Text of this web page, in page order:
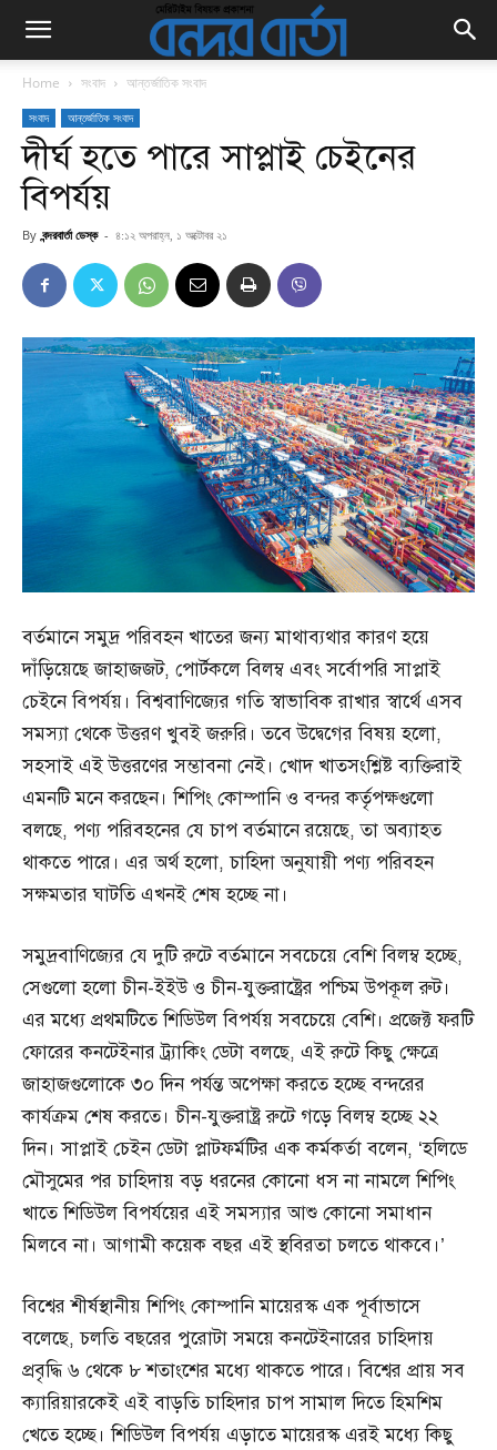
Home সংবাদ আন্তর্জাতিক সংবাদ
সংবাদ আন্তর্জাতিক সংবাদ
দীর্ঘ হতে পারে সাপ্লাই চেইনের
বিপর্যয়
By বন্দরবার্তা ডেস্ক - ৪:১২ অপরাহ্ন, ১ অক্টোবর ২১
বর্তমানে সমুদ্র পরিবহন খাতের জন্য মাথাব্যথার কারণ হয়ে
দাঁড়িয়েছে জাহাজজট, পোর্টকলে বিলম্ব এবং সর্বোপরি সাপ্লাই
চেইনে বিপর্যয়। বিশ্ববাণিজ্যের গতি স্বাভাবিক রাখার স্বার্থে এসব
সমস্যা থেকে উত্তরণ খুবই জরুরি। তবে উদ্বেগের বিষয় হলো,
সহসাই এই উত্তরণের সম্ভাবনা নেই। খোদ খাতসংশ্লিষ্ট ব্যক্তিরাই
এমনটি মনে করছেন। শিপিং কোম্পানি ও বন্দর কর্তৃপক্ষগুলো
বলছে, পণ্য পরিবহনের যে চাপ বর্তমানে রয়েছে, তা অব্যাহত
থাকতে পারে। এর অর্থ হলো, চাহিদা অনুযায়ী পণ্য পরিবহন
সক্ষমতার ঘাটতি এখনই শেষ হচ্ছে না।
সমুদ্রবাণিজ্যের যে দুটি রুটে বর্তমানে সবচেয়ে বেশি বিলম্ব হচ্ছে,
সেগুলো হলো চীন-ইইউ ও চীন-যুক্তরাষ্ট্রের পশ্চিম উপকূল রুট।
এর মধ্যে প্রথমটিতে শিডিউল বিপর্যয় সবচেয়ে বেশি। প্রজেক্ট ফরটি
ফোরের কনটেইনার ট্র্যাকিং ডেটা বলছে, এই রুটে কিছু ক্ষেত্রে
জাহাজগুলোকে ৩০ দিন পর্যন্ত অপেক্ষা করতে হচ্ছে বন্দরের
কার্যক্রম শেষ করতে। চীন-যুক্তরাষ্ট্র রুটে গড়ে বিলম্ব হচ্ছে ২২
দিন। সাপ্লাই চেইন ডেটা প্লাটফর্মটির এক কর্মকর্তা বলেন, ‘হলিডে
মৌসুমের পর চাহিদায় বড় ধরনের কোনো ধস না নামলে শিপিং
খাতে শিডিউল বিপর্যয়ের এই সমস্যার আশু কোনো সমাধান
মিলবে না। আগামী কয়েক বছর এই স্থবিরতা চলতে থাকবে।’
বিশ্বের শীর্ষস্থানীয় শিপিং কোম্পানি মায়েরস্ক এক পূর্বাভাসে
বলেছে, চলতি বছরের পুরোটা সময়ে কনটেইনারের চাহিদায়
প্রবৃদ্ধি ৬ থেকে ৮ শতাংশের মধ্যে থাকতে পারে। বিশ্বের প্রায় সব
ক্যারিয়ারকেই এই বাড়তি চাহিদার চাপ সামাল দিতে হিমশিম
খেতে হচ্ছে। শিডিউল বিপর্যয় এড়াতে মায়েরস্ক এরই মধ্যে কিছু